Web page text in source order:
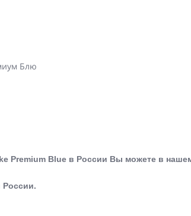
Блю
Premium Blue в России Вы можете в
России.